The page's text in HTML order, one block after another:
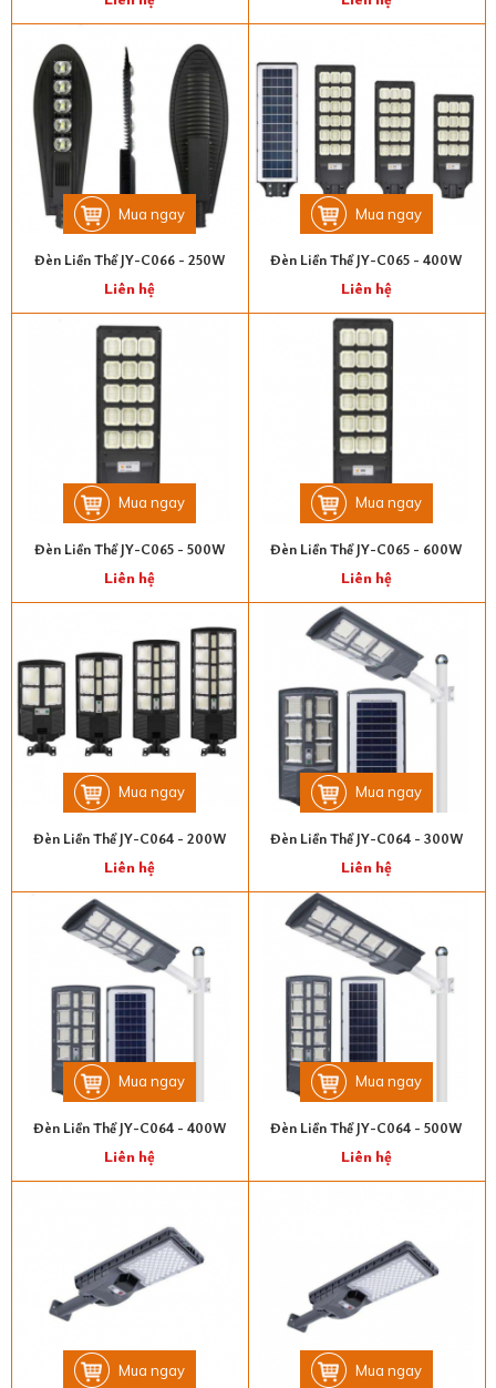
Mua ngay
Đèn Liền Thể JY-C066 - 250W
Liên hệ
Mua ngay
Đèn Liền Thể JY-C065 - 400W
Liên hệ
Mua ngay
Đèn Liền Thể JY-C065 - 500W
Liên hệ
Mua ngay
Đèn Liền Thể JY-C065 - 600W
Liên hệ
Mua ngay
Đèn Liền Thể JY-C064 - 200W
Liên hệ
Mua ngay
Đèn Liền Thể JY-C064 - 300W
Liên hệ
Mua ngay
Đèn Liền Thể JY-C064 - 400W
Liên hệ
Mua ngay
Đèn Liền Thể JY-C064 - 500W
Liên hệ
Mua ngay Mua ngay